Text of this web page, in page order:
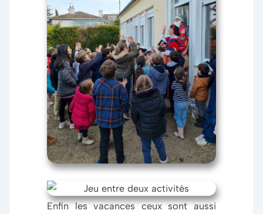
Enfin les vacances ceux sont aussi